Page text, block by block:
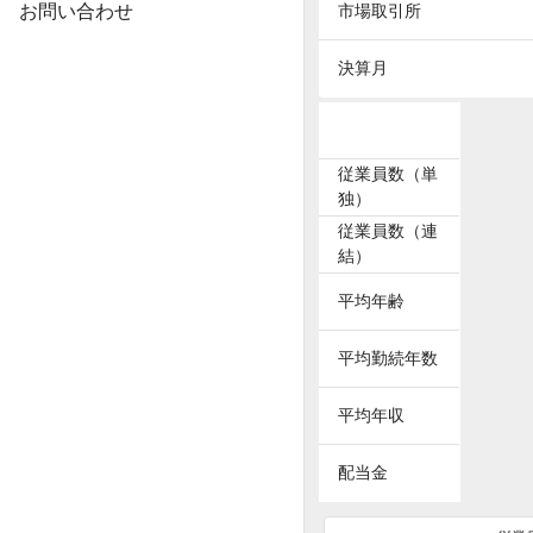
お問い合わせ 市場取引所
決算月
従業員数（単
独）
従業員数（連
結）
平均年齢
平均勤続年数
平均年収
配当金